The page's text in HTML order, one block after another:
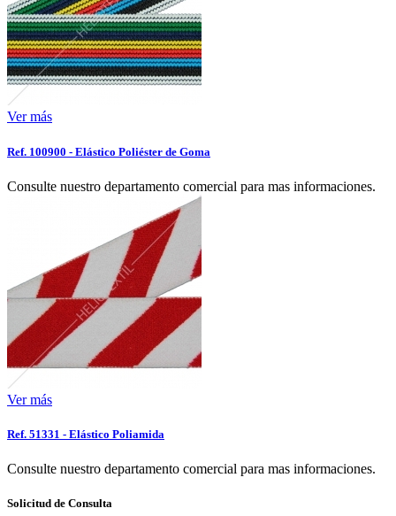
Ver más
Ref. 100900 - Elástico Poliéster de Goma
Consulte nuestro departamento comercial para mas informaciones.
Ver más
Ref. 51331 - Elástico Poliamida
Consulte nuestro departamento comercial para mas informaciones.
Solicitud de Consulta